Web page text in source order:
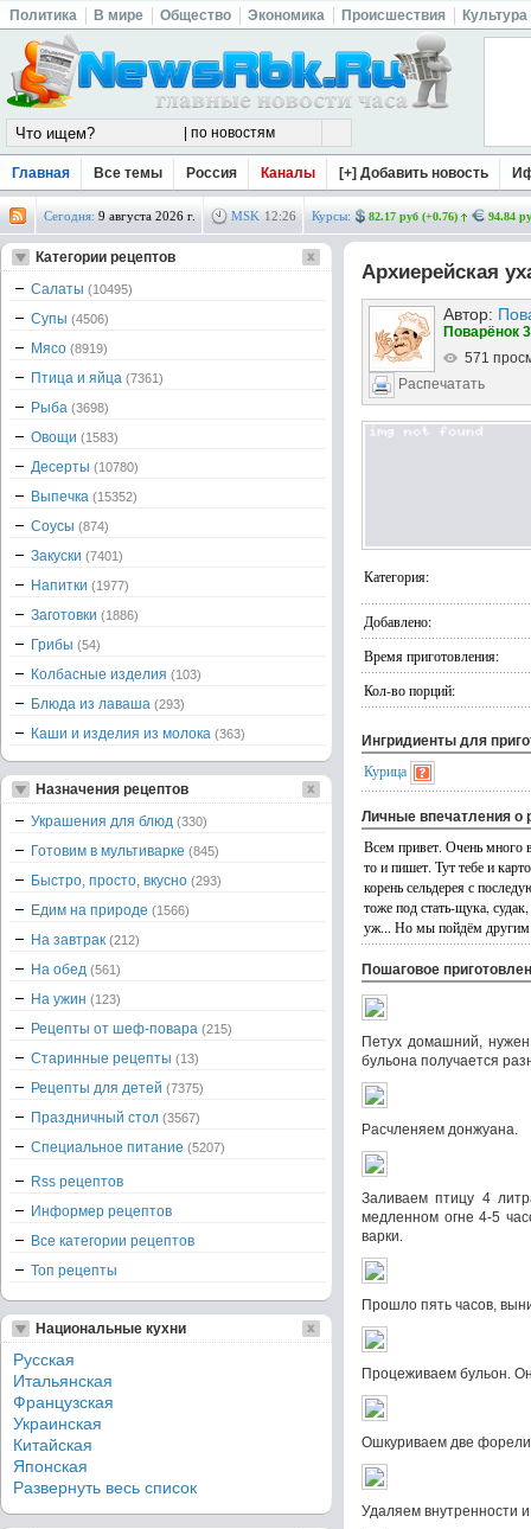
Политика В мире Общество Экономика Происшествия Культура
Главная Все темы Россия Каналы [+] Добавить новость
Сегодня: 9 августа 2026 г. MSK 12:26 Курсы: 82.17 руб (+0.76) 94.84
Архиерейская
Автор:
Поварёнок
571
Распечатать
Категория:
Добавлено:
Время приготовления:
Кол-во порций:
Ингридиенты для
Курица
Личные впечатления о
Всем привет. Очень много
то и пишет. Тут тебе и
корень сельдерея с
тоже под стать-щука,
уж... Но мы пойдём другим
Пошаговое
Петух домашний,
бульона получается
Расчленяем донжуана.
Заливаем птицу 4
медленном огне 4-5
варки.
Прошло пять часов,
Процеживаем бульон.
Ошкуриваем две
Удаляем внутренности
Категории рецептов
Салаты (10495)
Супы (4506)
Мясо (8919)
Птица и яйца (7361)
Рыба (3698)
Овощи (1583)
Десерты (10780)
Выпечка (15352)
Соусы (874)
Закуски (7401)
Напитки (1977)
Заготовки (1886)
Грибы (54)
Колбасные изделия (103)
Блюда из лаваша (293)
Каши и изделия из молока (363)
Назначения рецептов
Украшения для блюд (330)
Готовим в мультиварке (845)
Быстро, просто, вкусно (293)
Едим на природе (1566)
На завтрак (212)
На обед (561)
На ужин (123)
Рецепты от шеф-повара (215)
Старинные рецепты (13)
Рецепты для детей (7375)
Праздничный стол (3567)
Специальное питание (5207)
Rss рецептов
Информер рецептов
Все категории рецептов
Топ рецепты
Национальные кухни
Русская
Итальянская
Французская
Украинская
Китайская
Японская
Развернуть весь список